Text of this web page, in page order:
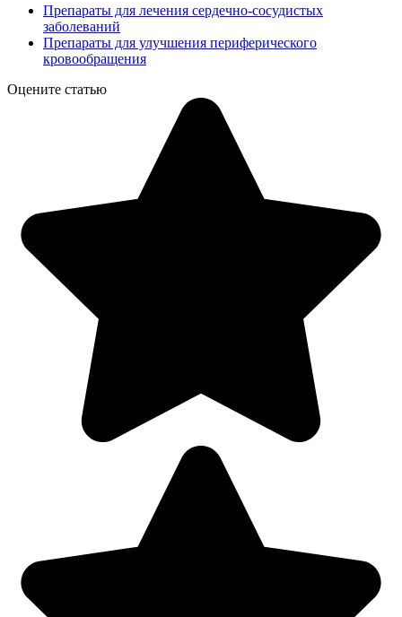
Препараты для лечения сердечно-сосудистых
заболеваний
Препараты для улучшения периферического
кровообращения
Оцените статью